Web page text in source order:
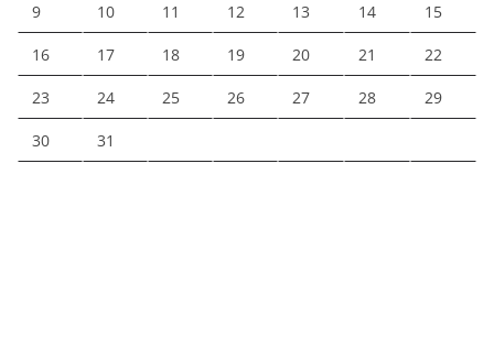
9 10 11 12 13 14 15
16 17 18 19 20 21 22
23 24 25 26 27 28 29
30 31